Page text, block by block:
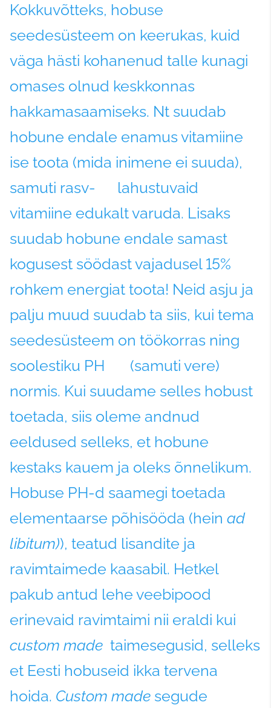
Kokkuvõtteks, hobuse
seedesüsteem on keerukas, kuid
väga hästi kohanenud talle kunagi
omases olnud keskkonnas
hakkamasaamiseks. Nt suudab
hobune endale enamus vitamiine
ise toota (mida inimene ei suuda),
samuti rasv- lahustuvaid
vitamiine edukalt varuda. Lisaks
suudab hobune endale samast
kogusest söödast vajadusel 15%
rohkem energiat toota! Neid asju ja
palju muud suudab ta siis, kui tema
seedesüsteem on töökorras ning
soolestiku PH (samuti vere)
normis. Kui suudame selles hobust
toetada, siis oleme andnud
eeldused selleks, et hobune
kestaks kauem ja oleks õnnelikum.
Hobuse PH-d saamegi toetada
elementaarse põhisööda (hein ad
libitum)), teatud lisandite ja
ravimtaimede kaasabil. Hetkel
pakub antud lehe veebipood
erinevaid ravimtaimi nii eraldi kui
custom made taimesegusid, selleks
et Eesti hobuseid ikka tervena
hoida. Custom made segude